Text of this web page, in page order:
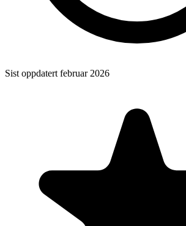
Sist oppdatert februar 2026